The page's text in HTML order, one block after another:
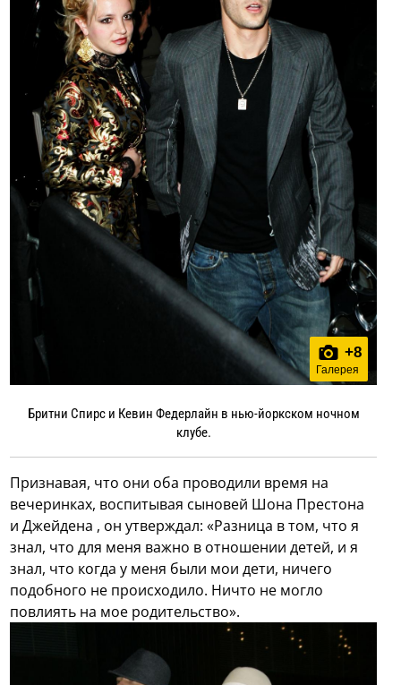
+8
Галерея
Бритни Спирс и Кевин Федерлайн в нью-йоркском ночном
клубе.
Признавая, что они оба проводили время на
вечеринках, воспитывая сыновей Шона Престона
и Джейдена , он утверждал: «Разница в том, что я
знал, что для меня важно в отношении детей, и я
знал, что когда у меня были мои дети, ничего
подобного не происходило. Ничто не могло
повлиять на мое родительство».